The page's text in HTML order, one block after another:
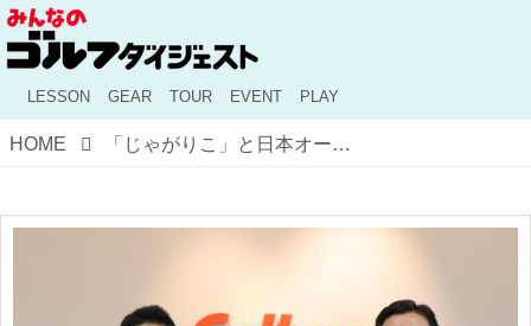
LESSON GEAR TOUR EVENT PLAY
HOME 「じゃがりこ」と日本オープン王者に共通点が!? カルビーが稲森佑貴と契約した理由が面白い